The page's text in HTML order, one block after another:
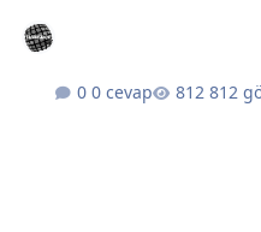
0 cevap 812